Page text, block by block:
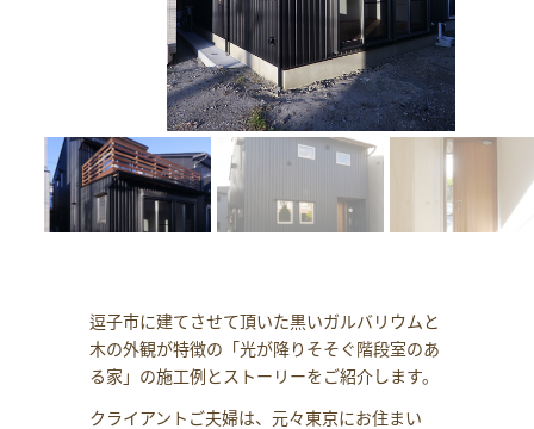
逗子市に建てさせて頂いた黒いガルバリウムと
木の外観が特徴の「光が降りそそぐ階段室のあ
る家」の施工例とストーリーをご紹介します。
クライアントご夫婦は、元々東京にお住まい